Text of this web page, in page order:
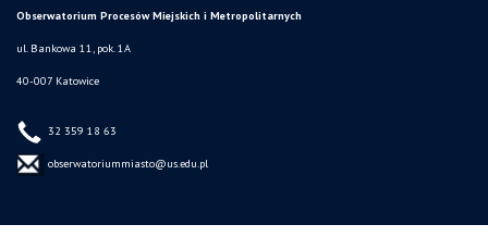
Obserwatorium Procesów Miejskich i Metropolitarnych
ul. Bankowa 11, pok. 1A
40-007 Katowice
32 359 18 63
obserwatoriummiasto@us.edu.pl